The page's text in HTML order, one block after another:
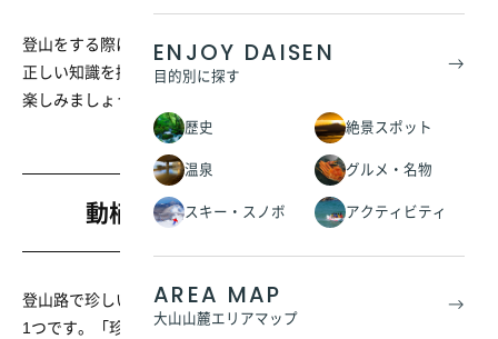
ENJOY DAISEN
目的別に探す
歴史 絶景スポット
温泉 グルメ・名物
スキー・スノボ アクティビティ
AREA MAP
大山山麓エリアマップ
登山をする際にはどの山でも共通のルールがあります。
正しい知識を持って山の自然や環境を守り、安全で快適な登山を
楽しみましょう。
動植物の採取はやめましょう！
登山路で珍しい植物、動物、昆虫に出会うことも登山の楽しみの
1つです。「珍しいから」「思い出に・・」などの理由で採取す